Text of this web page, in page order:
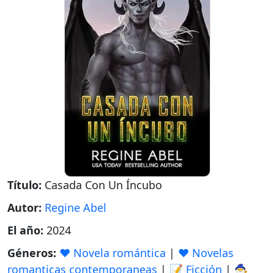
Título: Casada Con Un Íncubo
Autor: Regine Abel
El año: 2024
Géneros: ❤️ Novela romántica | ❤️ Novelas
romanticas contemporaneas | 📝 Ficción | 🧙‍♂️